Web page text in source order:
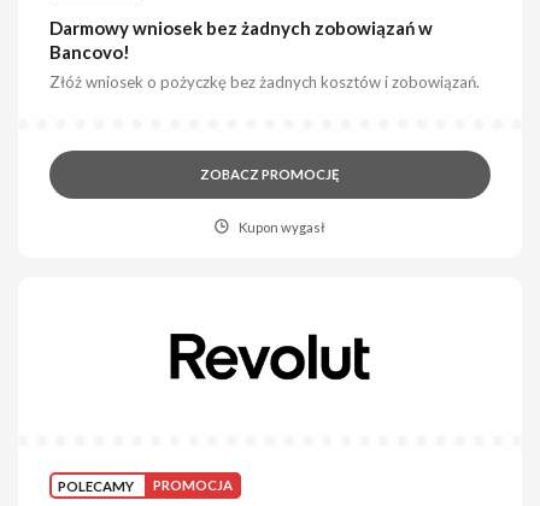
Darmowy wniosek bez żadnych zobowiązań w
Bancovo!
Złóż wniosek o pożyczkę bez żadnych kosztów i zobowiązań.
ZOBACZ PROMOCJĘ
Kupon wygasł
POLECAMY PROMOCJA